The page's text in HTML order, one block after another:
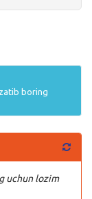
boring
uchun lozim